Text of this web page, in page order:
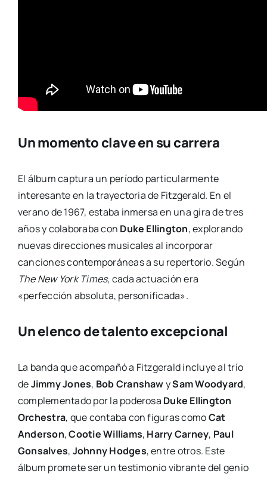
Un momento clave en su carrera
El álbum captura un período particularmente
interesante en la trayectoria de Fitzgerald. En el
verano de 1967, estaba inmersa en una gira de tres
años y colaboraba con Duke Ellington, explorando
nuevas direcciones musicales al incorporar
canciones contemporáneas a su repertorio. Según
The New York Times, cada actuación era
«perfección absoluta, personificada».
Un elenco de talento excepcional
La banda que acompañó a Fitzgerald incluye al trío
deJimmy Jones, Bob CranshawySam Woodyard,
complementado por la poderosa Duke Ellington
Orchestra, que contaba con figuras comoCat
Anderson,Cootie Williams, Harry Carney, Paul
Gonsalves, Johnny Hodges, entre otros. Este
álbum promete ser un testimonio vibrante del genio